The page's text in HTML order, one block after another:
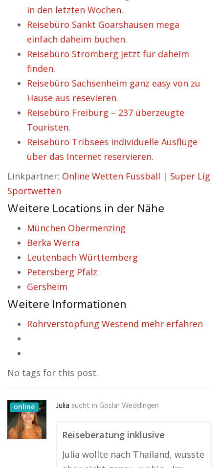
in den letzten Wochen.
Reisebüro Sankt Goarshausen mega
einfach daheim buchen.
Reisebüro Stromberg jetzt für daheim
finden.
Reisebüro Sachsenheim ganz easy von zu
Hause aus resevieren.
Reisebüro Freiburg – 237 überzeugte
Touristen.
Reisebüro Tribsees individuelle Ausflüge
über das Internet reservieren.
Linkpartner: Online Wetten Fussball | Super Lig
Sportwetten
Weitere Locations in der Nähe
München Obermenzing
Berka Werra
Leutenbach Württemberg
Petersberg Pfalz
Gersheim
Weitere Informationen
Rohrverstopfung Westend mehr erfahren
No tags for this post.
online Julia sucht in Goslar Weddingen
Reiseberatung inklusive
Julia wollte nach Thailand, wusste